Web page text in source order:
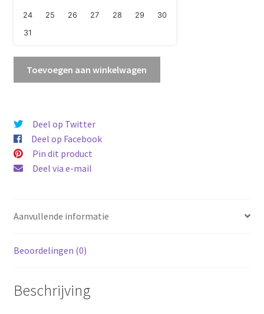
24
25 26 27 28 29
30
31
vliegtuighinderlaag
Toevoegen aan winkelwagen
Deel op Twitter
Deel op Facebook
Pin dit product
Deel via e-mail
Aanvullende informatie
Beoordelingen (0)
Beschrijving